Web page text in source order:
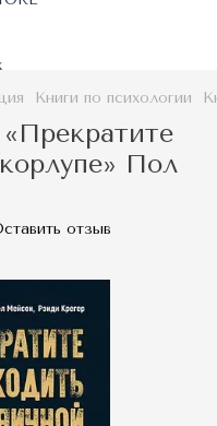
Книги по психологии
Пол
отзыв